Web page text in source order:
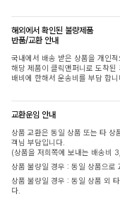
해외에서 확인된 불량제품
반품/교환 안내
국내에서 배송 받은 상품을 개인
해당 제품이 클릭앤퍼니로 도착
배비에 한해서 운송비를 부담 합니
교환운임 안내
상품 교환은 동일 상품 또는 타
객님 부담입니다.
(상품을 저희쪽에 보내는 배송
상품 불량일 경우 : 동일 상품으로
상품 불량일 경우 : 동일 상품 외
다.